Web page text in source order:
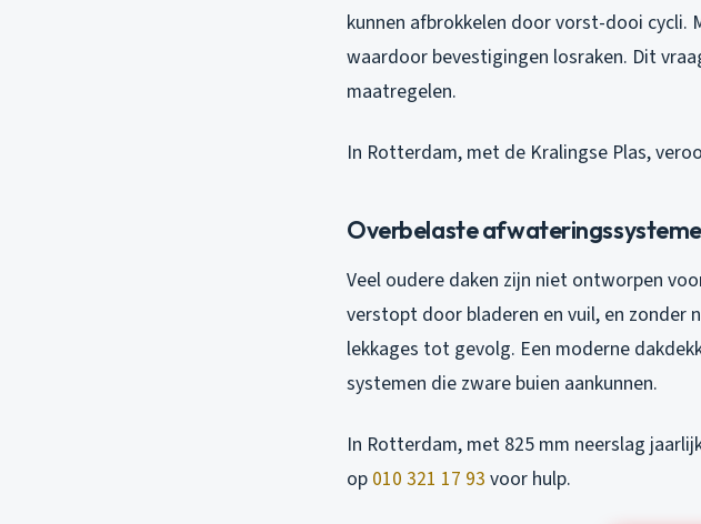
kunnen afbrokkelen door vorst-dooi cycli.
waardoor bevestigingen losraken. Dit
maatregelen.
In Rotterdam, met de Kralingse Plas,
Overbelaste
Veel oudere daken zijn niet ontworpen
verstopt door bladeren en vuil, en
lekkages tot gevolg. Een moderne
systemen die zware buien aankunnen.
In Rotterdam, met 825 mm neerslag
op 010 321 17 93 voor hulp.